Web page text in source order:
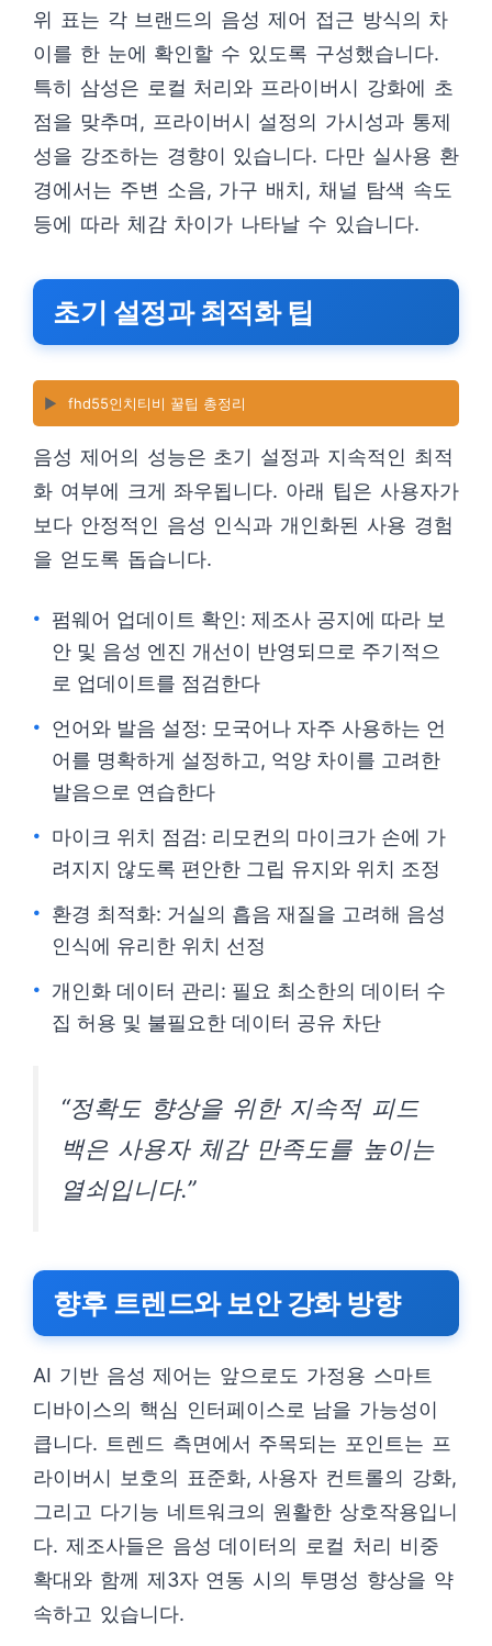
위 표는 각 브랜드의 음성 제어 접근 방식의 차
이를 한 눈에 확인할 수 있도록 구성했습니다.
특히 삼성은 로컬 처리와 프라이버시 강화에 초
점을 맞추며, 프라이버시 설정의 가시성과 통제
성을 강조하는 경향이 있습니다. 다만 실사용 환
경에서는 주변 소음, 가구 배치, 채널 탐색 속도
등에 따라 체감 차이가 나타날 수 있습니다.
초기 설정과 최적화 팁
▶️ fhd55인치티비 꿀팁 총정리
음성 제어의 성능은 초기 설정과 지속적인 최적
화 여부에 크게 좌우됩니다. 아래 팁은 사용자가
보다 안정적인 음성 인식과 개인화된 사용 경험
을 얻도록 돕습니다.
펌웨어 업데이트 확인: 제조사 공지에 따라 보
안 및 음성 엔진 개선이 반영되므로 주기적으
로 업데이트를 점검한다
언어와 발음 설정: 모국어나 자주 사용하는 언
어를 명확하게 설정하고, 억양 차이를 고려한
발음으로 연습한다
마이크 위치 점검: 리모컨의 마이크가 손에 가
려지지 않도록 편안한 그립 유지와 위치 조정
환경 최적화: 거실의 흡음 재질을 고려해 음성
인식에 유리한 위치 선정
개인화 데이터 관리: 필요 최소한의 데이터 수
집 허용 및 불필요한 데이터 공유 차단
“정확도 향상을 위한 지속적 피드
백은 사용자 체감 만족도를 높이는
열쇠입니다.”
향후 트렌드와 보안 강화 방향
AI 기반 음성 제어는 앞으로도 가정용 스마트
디바이스의 핵심 인터페이스로 남을 가능성이
큽니다. 트렌드 측면에서 주목되는 포인트는 프
라이버시 보호의 표준화, 사용자 컨트롤의 강화,
그리고 다기능 네트워크의 원활한 상호작용입니
다. 제조사들은 음성 데이터의 로컬 처리 비중
확대와 함께 제3자 연동 시의 투명성 향상을 약
속하고 있습니다.